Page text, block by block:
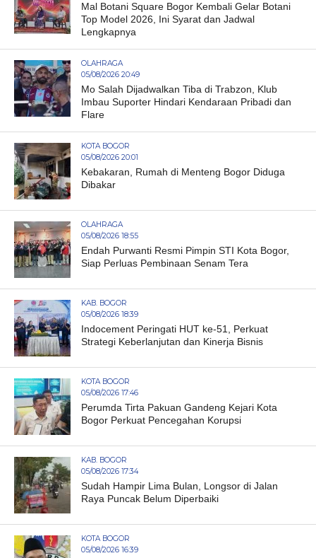
Mal Botani Square Bogor Kembali Gelar Botani
Top Model 2026, Ini Syarat dan Jadwal
Lengkapnya
OLAHRAGA
05/08/2026 20:49
Mo Salah Dijadwalkan Tiba di Trabzon, Klub
Imbau Suporter Hindari Kendaraan Pribadi dan
Flare
KOTA BOGOR
05/08/2026 20:01
Kebakaran, Rumah di Menteng Bogor Diduga
Dibakar
OLAHRAGA
05/08/2026 18:55
Endah Purwanti Resmi Pimpin STI Kota Bogor,
Siap Perluas Pembinaan Senam Tera
KAB. BOGOR
05/08/2026 18:39
Indocement Peringati HUT ke-51, Perkuat
Strategi Keberlanjutan dan Kinerja Bisnis
KOTA BOGOR
05/08/2026 17:46
Perumda Tirta Pakuan Gandeng Kejari Kota
Bogor Perkuat Pencegahan Korupsi
KAB. BOGOR
05/08/2026 17:34
Sudah Hampir Lima Bulan, Longsor di Jalan
Raya Puncak Belum Diperbaiki
KOTA BOGOR
05/08/2026 16:39